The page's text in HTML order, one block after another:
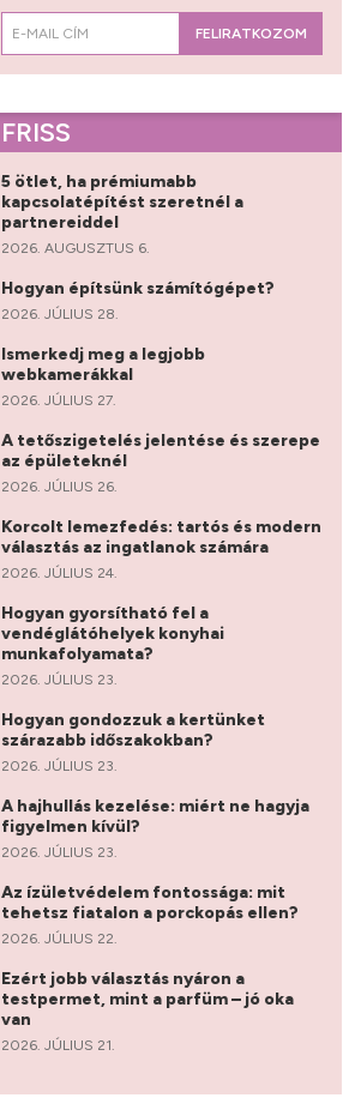
FELIRATKOZOM
FRISS
5 ötlet, ha prémiumabb
kapcsolatépítést szeretnél a
partnereiddel
2026. AUGUSZTUS 6.
Hogyan építsünk számítógépet?
2026. JÚLIUS 28.
Ismerkedj meg a legjobb
webkamerákkal
2026. JÚLIUS 27.
A tetőszigetelés jelentése és szerepe
az épületeknél
2026. JÚLIUS 26.
Korcolt lemezfedés: tartós és modern
választás az ingatlanok számára
2026. JÚLIUS 24.
Hogyan gyorsítható fel a
vendéglátóhelyek konyhai
munkafolyamata?
2026. JÚLIUS 23.
Hogyan gondozzuk a kertünket
szárazabb időszakokban?
2026. JÚLIUS 23.
A hajhullás kezelése: miért ne hagyja
figyelmen kívül?
2026. JÚLIUS 23.
Az ízületvédelem fontossága: mit
tehetsz fiatalon a porckopás ellen?
2026. JÚLIUS 22.
Ezért jobb választás nyáron a
testpermet, mint a parfüm – jó oka
van
2026. JÚLIUS 21.